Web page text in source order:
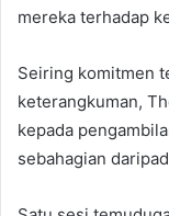
mereka terhadap
Seiring komitmen
keterangkuman,
kepada
sebahagian